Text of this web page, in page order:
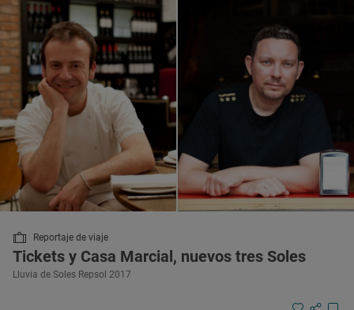
Reportaje de viaje
Tickets y Casa Marcial, nuevos tres Soles
Lluvia de Soles Repsol 2017